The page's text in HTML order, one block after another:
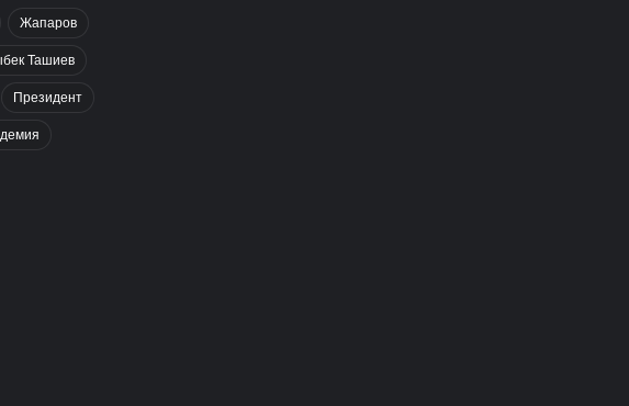
Жапаров
Ташиев
Президент